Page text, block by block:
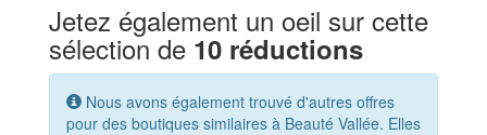
Jetez également un oeil sur cette
sélection de 10 réductions
Nous avons également trouvé d'autres offres
pour des boutiques similaires à Beauté Vallée. Elles